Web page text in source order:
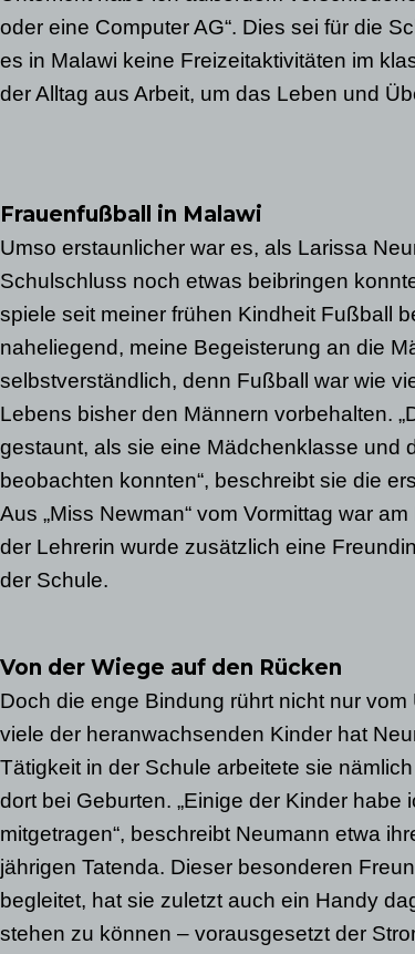
oder eine Computer AG“. Dies sei für die
es in Malawi keine Freizeitaktivitäten im
der Alltag aus Arbeit, um das Leben und
Frauenfußball in Malawi
Umso erstaunlicher war es, als Larissa
Schulschluss noch etwas beibringen
spiele seit meiner frühen Kindheit Fußball
naheliegend, meine Begeisterung an die
selbstverständlich, denn Fußball war wie
Lebens bisher den Männern vorbehalten.
gestaunt, als sie eine Mädchenklasse und
beobachten konnten“, beschreibt sie die
Aus „Miss Newman“ vom Vormittag war
der Lehrerin wurde zusätzlich eine
der Schule.
Von der Wiege auf den Rücken
Doch die enge Bindung rührt nicht nur
viele der heranwachsenden Kinder hat
Tätigkeit in der Schule arbeitete sie
dort bei Geburten. „Einige der Kinder
mitgetragen“, beschreibt Neumann etwa
jährigen Tatenda. Dieser besonderen
begleitet, hat sie zuletzt auch ein Handy
stehen zu können – vorausgesetzt der